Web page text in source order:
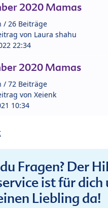
2020 Mamas
/ 26 Beiträge
von Laura shahu
22:34
2020 Mamas
/ 72 Beiträge
von Xeienk
10:34
Fragen? Der
ist für dich
Liebling da!